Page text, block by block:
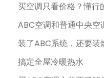
买空调只看价格？懂行
ABC空调和普通中央空
装了ABC系统，还要
搞定全屋冷暖热水